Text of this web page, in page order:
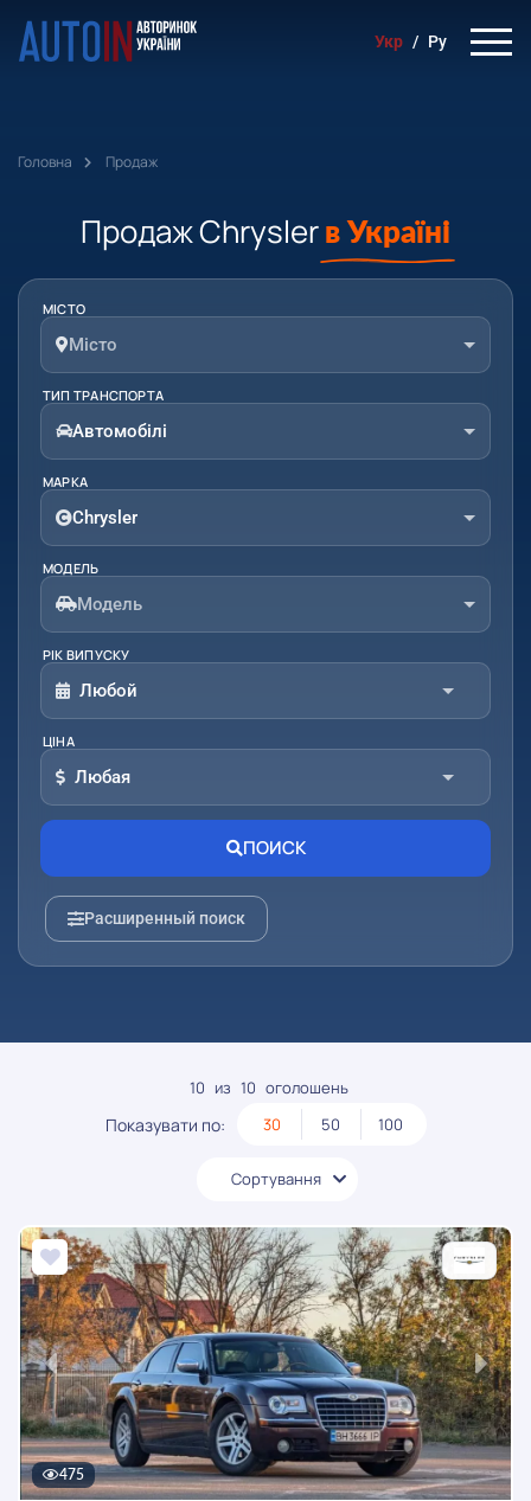
Укр / Ру
Головна Продаж
Продаж Chryslerв Україні
МІСТО
Місто
ТИП ТРАНСПОРТА
Автомобілі
МАРКА
Chrysler
МОДЕЛЬ
Модель
РІК ВИПУСКУ
Любой
От: До:
ЦІНА
Любая
ПОИСК
Расширенный поиск
10 из 10 оголошень
Показувати по: 30 50 100
Сортування
475